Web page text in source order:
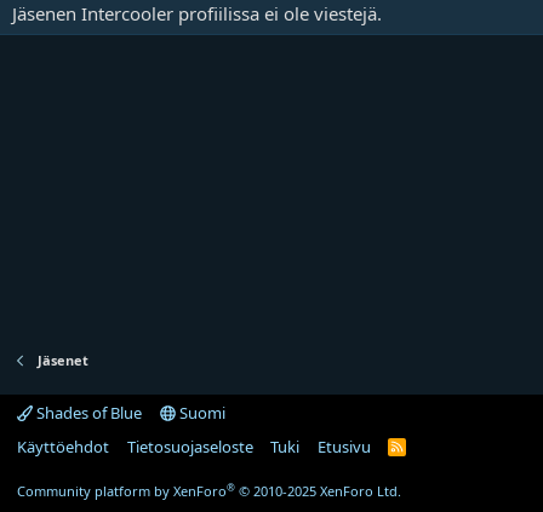
Jäsenen Intercooler profiilissa ei ole viestejä.
Jäsenet
Shades of Blue
Suomi
Käyttöehdot
Tietosuojaseloste Tuki Etusivu
R
Community platform by XenForo® © 2010-2025 XenForo Ltd.